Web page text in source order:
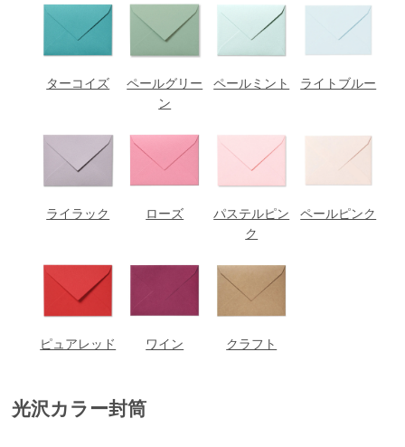
ターコイズ
ペールグリー
ン
ペールミント ライトブルー
ライラック ローズ
パステルピン
ク
ペールピンク
ピュアレッド ワイン クラフト
光沢カラー封筒